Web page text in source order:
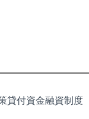
貸付資金融資制度